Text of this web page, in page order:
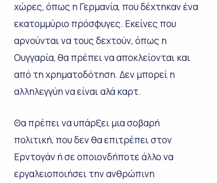
χώρες, όπως η Γερμανία, που δέχτηκαν ένα
εκατομμύριο πρόσφυγες. Εκείνες που
αρνούνται να τους δεχτούν, όπως η
Ουγγαρία, θα πρέπει να αποκλείονται και
από τη χρηματοδότηση. Δεν μπορεί η
αλληλεγγύη να είναι αλά καρτ.
Θα πρέπει να υπάρξει μια σοβαρή
πολιτική, που δεν θα επιτρέπει στον
Ερντογάν ή σε οποιονδήποτε άλλο να
εργαλειοποιήσει την ανθρώπινη